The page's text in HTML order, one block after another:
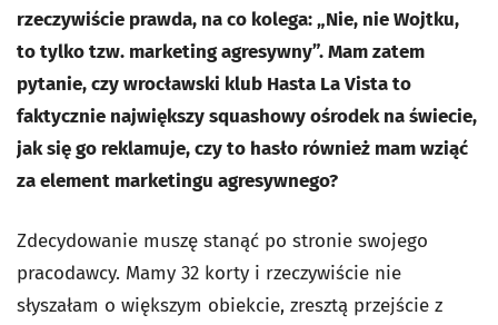
rzeczywiście prawda, na co kolega: „Nie, nie Wojtku,
to tylko tzw. marketing agresywny”. Mam zatem
pytanie, czy wrocławski klub Hasta La Vista to
faktycznie największy squashowy ośrodek na świecie,
jak się go reklamuje, czy to hasło również mam wziąć
za element marketingu agresywnego?
Zdecydowanie muszę stanąć po stronie swojego
pracodawcy. Mamy 32 korty i rzeczywiście nie
słyszałam o większym obiekcie, zresztą przejście z